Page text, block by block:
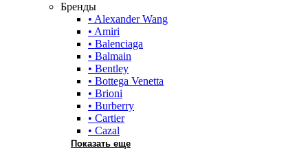
Бренды
• Alexander Wang
• Amiri
• Balenciaga
• Balmain
• Bentley
• Bottega Venetta
• Brioni
• Burberry
• Cartier
• Cazal
Показать еще